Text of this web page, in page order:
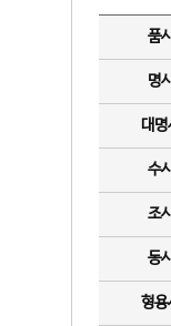
품
명
대명
수
조
동
형용